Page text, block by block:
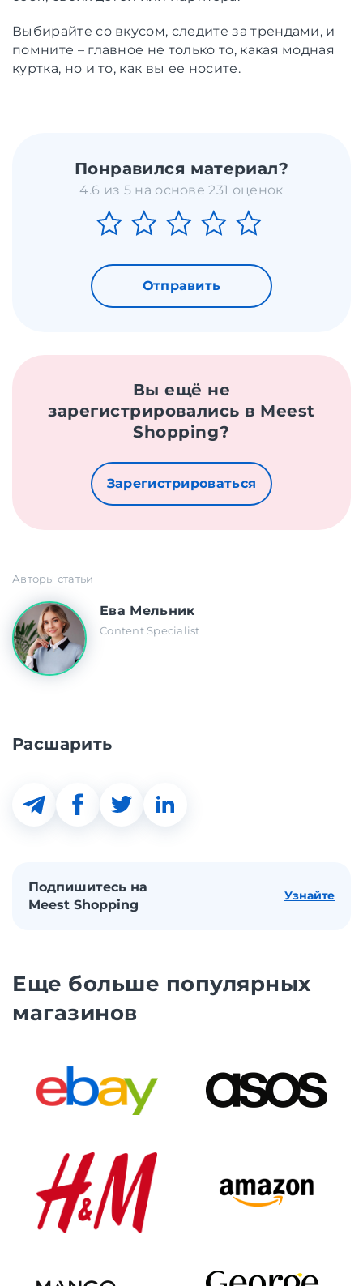
Выбирайте со вкусом, следите за трендами, и
помните – главное не только то, какая модная
куртка, но и то, как вы ее носите.
Понравился материал?
4.6 из 5 на основе 231 оценок
Отправить
Вы ещё не
зарегистрировались в Meest
Shopping?
Зарегистрироваться
Авторы статьи
Ева Мельник
Content Specialist
Расшарить
Подпишитесь на
Meest Shopping
Узнайте
Еще больше популярных
магазинов